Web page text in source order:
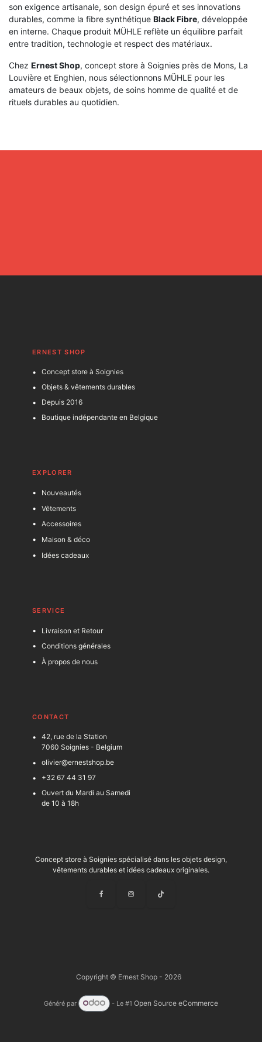
son exigence artisanale, son design épuré et ses innovations
durables, comme la fibre synthétique Black Fibre, développée
en interne. Chaque produit MÜHLE reflète un équilibre parfait
entre tradition, technologie et respect des matériaux.
Chez Ernest Shop, concept store à Soignies près de Mons, La
Louvière et Enghien, nous sélectionnons MÜHLE pour les
amateurs de beaux objets, de soins homme de qualité et de
rituels durables au quotidien.
ERNEST SHOP
Concept store à Soignies
Objets & vêtements durables
Depuis 2016
Boutique indépendante en Belgique
EXPLORER
Nouveautés
Vêtements
Accessoires
Maison & déco
Idées cadeaux
SERVICE
Livraison et Retour
Conditions générales
À propos de nous
CONTACT
42, rue de la Station
7060 Soignies - Belgium
olivier@ernestshop.be
+32 67 44 31 97
Ouvert du Mardi au Samedi
de 10 à 18h
Concept store à Soignies spécialisé dans les objets design,
vêtements durables et idées cadeaux originales.
Copyright © Ernest Shop - 2026
Généré par - Le #1Open Source eCommerce